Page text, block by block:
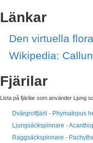
Länkar
Den virtuella
Wikipedia:
Fjärilar
Lista på fjärilar som använder Ljung
Dvärgrotfjäril - Phymatopus
Ljungsäckspinnare -
Raggsäckspinnare -